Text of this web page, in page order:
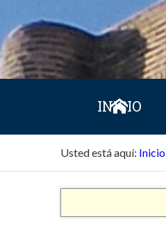
INICIO
Usted está aquí: Inicio